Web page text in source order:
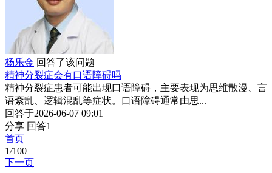
杨乐金 回答了该问题
精神分裂症会有口语障碍吗
精神分裂症患者可能出现口语障碍，主要表现为思维散漫、言
语紊乱、逻辑混乱等症状。口语障碍通常由思...
回答于2026-06-07 09:01
分享 回答1
首页
1/100
下一页